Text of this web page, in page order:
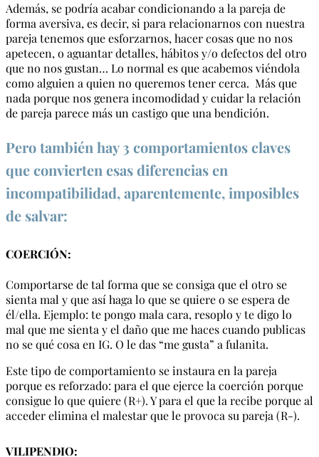
Además, se podría acabar condicionando a la pareja de
forma aversiva, es decir, si para relacionarnos con nuestra
pareja tenemos que esforzarnos, hacer cosas que no nos
apetecen, o aguantar detalles, hábitos y/o defectos del otro
que no nos gustan… Lo normal es que acabemos viéndola
como alguien a quien no queremos tener cerca. Más que
nada porque nos genera incomodidad y cuidar la relación
de pareja parece más un castigo que una bendición.
Pero también hay 3 comportamientos claves
que convierten esas diferencias en
incompatibilidad, aparentemente, imposibles
de salvar:
COERCIÓN:
Comportarse de tal forma que se consiga que el otro se
sienta mal y que así haga lo que se quiere o se espera de
él/ella. Ejemplo: te pongo mala cara, resoplo y te digo lo
mal que me sienta y el daño que me haces cuando publicas
no se qué cosa en IG. O le das “me gusta” a fulanita.
Este tipo de comportamiento se instaura en la pareja
porque es reforzado: para el que ejerce la coerción porque
consigue lo que quiere (R+). Y para el que la recibe porque al
acceder elimina el malestar que le provoca su pareja (R-).
VILIPENDIO: